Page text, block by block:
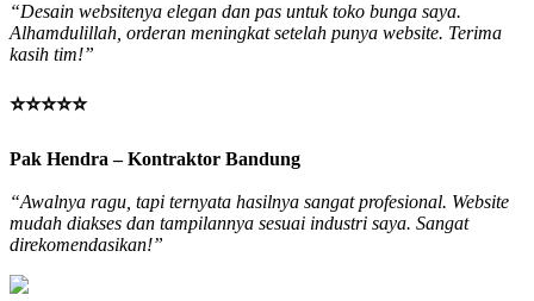
“Desain websitenya elegan dan pas untuk toko bunga saya.
Alhamdulillah, orderan meningkat setelah punya website. Terima
kasih tim!”
⭐⭐⭐⭐⭐
Pak Hendra – Kontraktor Bandung
“Awalnya ragu, tapi ternyata hasilnya sangat profesional. Website
mudah diakses dan tampilannya sesuai industri saya. Sangat
direkomendasikan!”